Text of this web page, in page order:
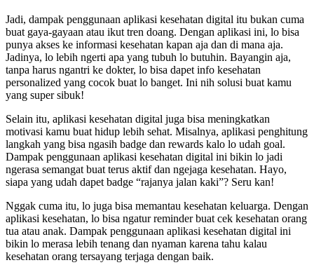
Jadi, dampak penggunaan aplikasi kesehatan digital itu bukan cuma
buat gaya-gayaan atau ikut tren doang. Dengan aplikasi ini, lo bisa
punya akses ke informasi kesehatan kapan aja dan di mana aja.
Jadinya, lo lebih ngerti apa yang tubuh lo butuhin. Bayangin aja,
tanpa harus ngantri ke dokter, lo bisa dapet info kesehatan
personalized yang cocok buat lo banget. Ini nih solusi buat kamu
yang super sibuk!
Selain itu, aplikasi kesehatan digital juga bisa meningkatkan
motivasi kamu buat hidup lebih sehat. Misalnya, aplikasi penghitung
langkah yang bisa ngasih badge dan rewards kalo lo udah goal.
Dampak penggunaan aplikasi kesehatan digital ini bikin lo jadi
ngerasa semangat buat terus aktif dan ngejaga kesehatan. Hayo,
siapa yang udah dapet badge “rajanya jalan kaki”? Seru kan!
Nggak cuma itu, lo juga bisa memantau kesehatan keluarga. Dengan
aplikasi kesehatan, lo bisa ngatur reminder buat cek kesehatan orang
tua atau anak. Dampak penggunaan aplikasi kesehatan digital ini
bikin lo merasa lebih tenang dan nyaman karena tahu kalau
kesehatan orang tersayang terjaga dengan baik.